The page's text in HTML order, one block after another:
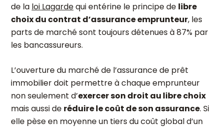
de la loi Lagardequi entérine le principe de libre
choix du contrat d’assurance emprunteur, les
parts de marché sont toujours détenues à 87% par
les bancassureurs.
L’ouverture du marché de l’assurance de prêt
immobilier doit permettre à chaque emprunteur
non seulement d’exercer son droit au libre choix
mais aussi de réduire le coût de son assurance. Si
elle pèse en moyenne un tiers du coût global d’un